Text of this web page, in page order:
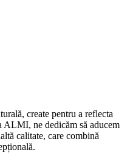
create pentru a reflecta
ne dedicăm să aducem
calitate, care combină